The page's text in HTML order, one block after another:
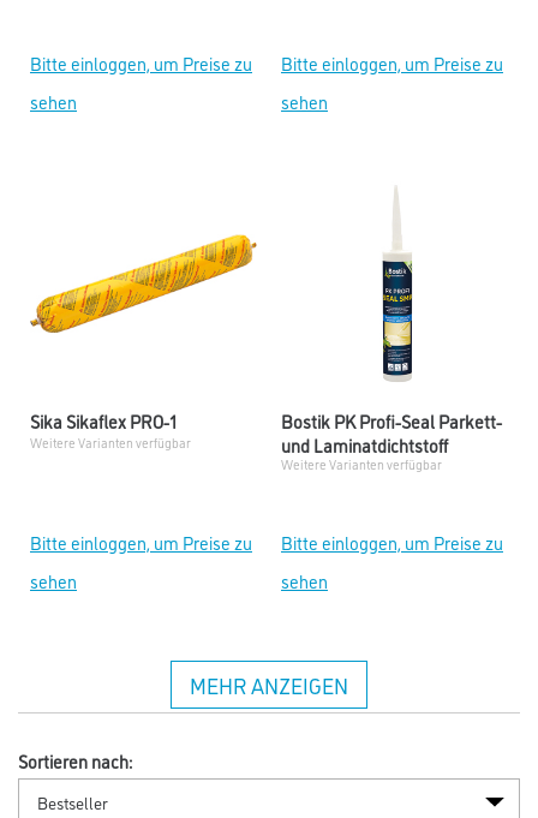
Bitte einloggen, um Preise zu
sehen
Bitte einloggen, um Preise zu
sehen
Sika Sikaflex PRO-1
Weitere Varianten verfügbar
Bitte einloggen, um Preise zu
sehen
Bostik PK Profi-Seal Parkett-
und Laminatdichtstoff
Weitere Varianten verfügbar
Bitte einloggen, um Preise zu
sehen
MEHR ANZEIGEN
Sortieren nach: